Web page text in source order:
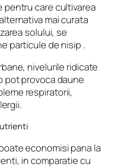
pentru care cultivarea
mai curata
solului, se
particule de nisip .
nivelurile ridicate
pot provoca daune
respiratorii,
economisi pana la
in comparatie cu